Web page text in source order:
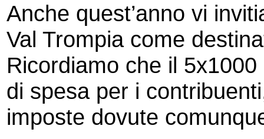
Anche quest’anno vi
Val Trompia come
Ricordiamo che il
di spesa per i
imposte dovute